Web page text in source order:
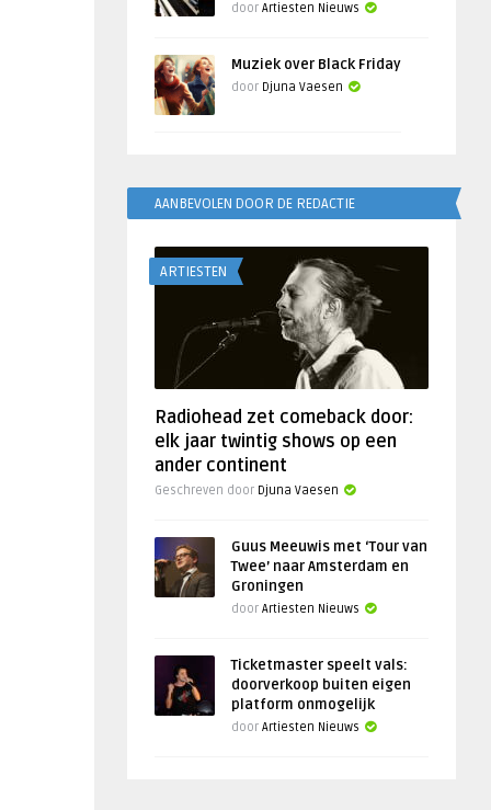
door Artiesten Nieuws
Muziek over Black Friday
door Djuna Vaesen
AANBEVOLEN DOOR DE REDACTIE
ARTIESTEN
Radiohead zet comeback door:
elk jaar twintig shows op een
ander continent
Geschreven door Djuna Vaesen
Guus Meeuwis met ‘Tour van
Twee’ naar Amsterdam en
Groningen
door Artiesten Nieuws
Ticketmaster speelt vals:
doorverkoop buiten eigen
platform onmogelijk
door Artiesten Nieuws